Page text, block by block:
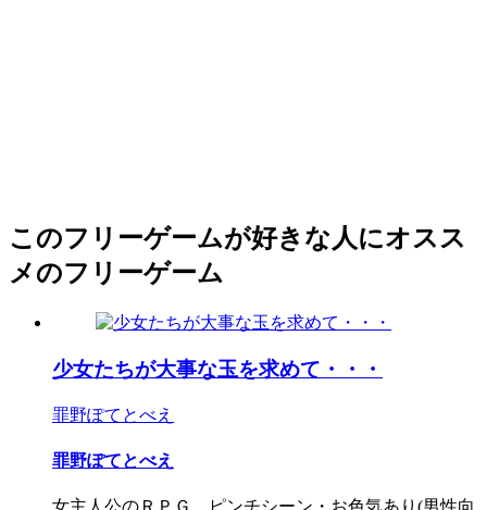
このフリーゲームが好きな人にオスス
メのフリーゲーム
少女たちが大事な玉を求めて・・・
罪野ぽてとべえ
罪野ぽてとべえ